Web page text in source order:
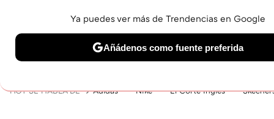
BELLEZA SHOPPING VIAJES GASTRO SNEAKERS
HOY SE HABLA DE Adidas Nike El Corte Inglés
Ya puedes ver más de Trendencias en Google
Añádenos como fuente preferida